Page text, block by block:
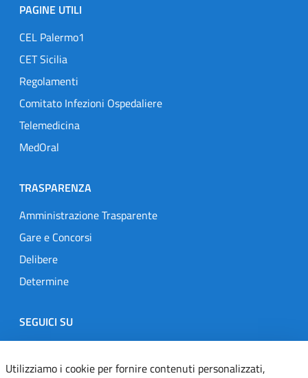
PAGINE UTILI
CEL Palermo1
CET Sicilia
Regolamenti
Comitato Infezioni Ospedaliere
Telemedicina
MedOral
TRASPARENZA
Amministrazione Trasparente
Gare e Concorsi
Delibere
Determine
SEGUICI SU
Designers Italia
TwitterInstagramYoutubeLinkedin
Utilizziamo i cookie per fornire contenuti personalizzati,